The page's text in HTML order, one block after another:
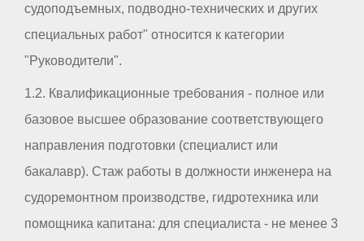
судоподъемных, подводно-технических и других
специальных работ" относится к категории
"Руководители".
1.2. Квалификационные требования - полное или
базовое высшее образование соответствующего
направления подготовки (специалист или
бакалавр). Стаж работы в должности инженера на
судоремонтном производстве, гидротехника или
помощника капитана: для специалиста - не менее 3